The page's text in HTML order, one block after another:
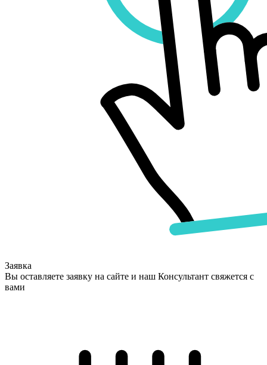
Заявка
Вы оставляете заявку на сайте и наш Консультант свяжется с
вами